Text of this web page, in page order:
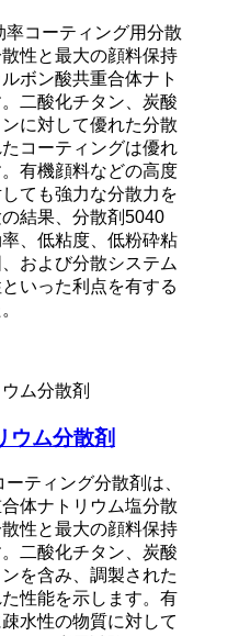
コーティング用分散
性と最大の顔料保持
ボン酸共重合体ナト
二酸化チタン、炭酸
に対して優れた分散
コーティングは優れ
有機顔料などの高度
ても強力な分散力を
結果、分散剤5040
、低粘度、低粉砕粘
および分散システム
いった利点を有する
ウム分散剤
ティング分散剤は、
体ナトリウム塩分散
性と最大の顔料保持
二酸化チタン、炭酸
を含み、調製された
性能を示します。有
水性の物質に対して